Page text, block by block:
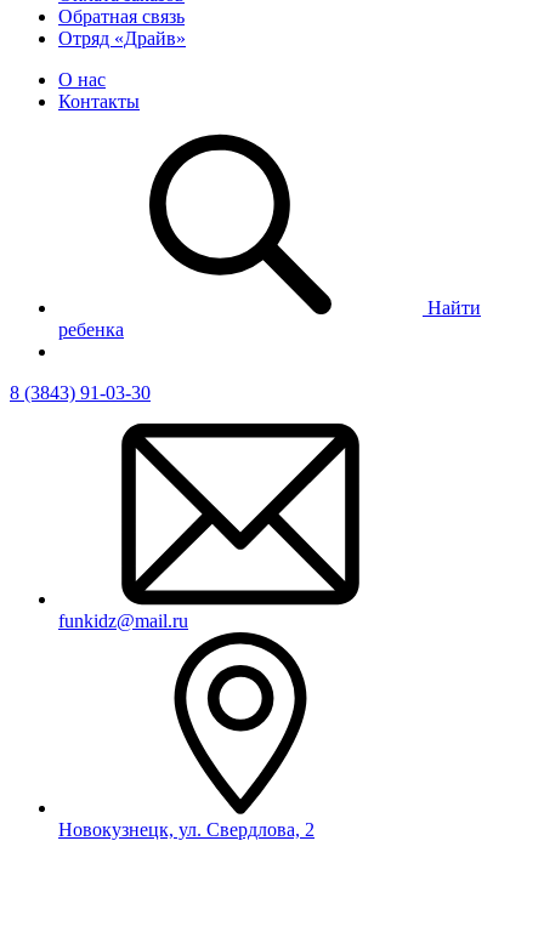
Обратная связь
Отряд «Драйв»
О нас
Контакты
Найти
ребенка
8 (3843) 91-03-30
funkidz@mail.ru
Новокузнецк, ул. Свердлова, 2